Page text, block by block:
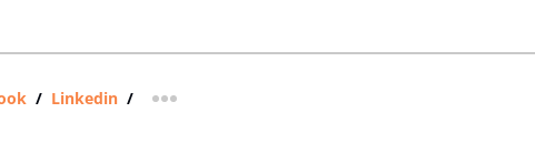
/ Linkedin / more sharing option